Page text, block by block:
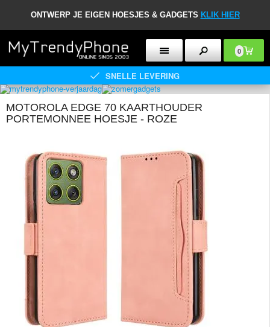
ONTWERP JE EIGEN HOESJES & GADGETS KLIK HIER
0
SNELLE LEVERING
MOTOROLA EDGE 70 KAARTHOUDER
PORTEMONNEE HOESJE - ROZE